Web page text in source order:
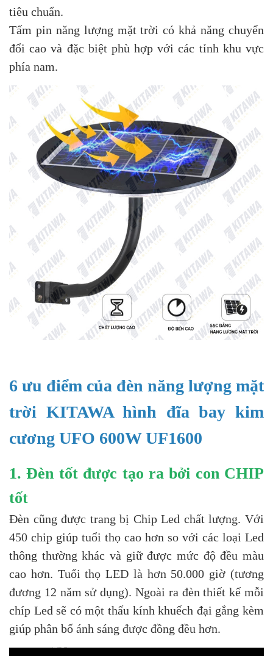
tiêu chuẩn.
Tấm pin năng lượng mặt trời có khả năng chuyển
đổi cao và đặc biệt phù hợp với các tỉnh khu vực
phía nam.
6 ưu điểm của đèn năng lượng mặt
trời KITAWA hình đĩa bay kim
cương UFO 600W UF1600
1. Đèn tốt được tạo ra bởi con CHIP
tốt
Đèn cũng được trang bị Chip Led chất lượng. Với
450 chip giúp tuổi thọ cao hơn so với các loại Led
thông thường khác và giữ được mức độ đều màu
cao hơn. Tuổi thọ LED là hơn 50.000 giờ (tương
đương 12 năm sử dụng). Ngoài ra đèn thiết kế mỗi
chíp Led sẽ có một thấu kính khuếch đại gắng kèm
giúp phân bố ánh sáng được đồng đều hơn.